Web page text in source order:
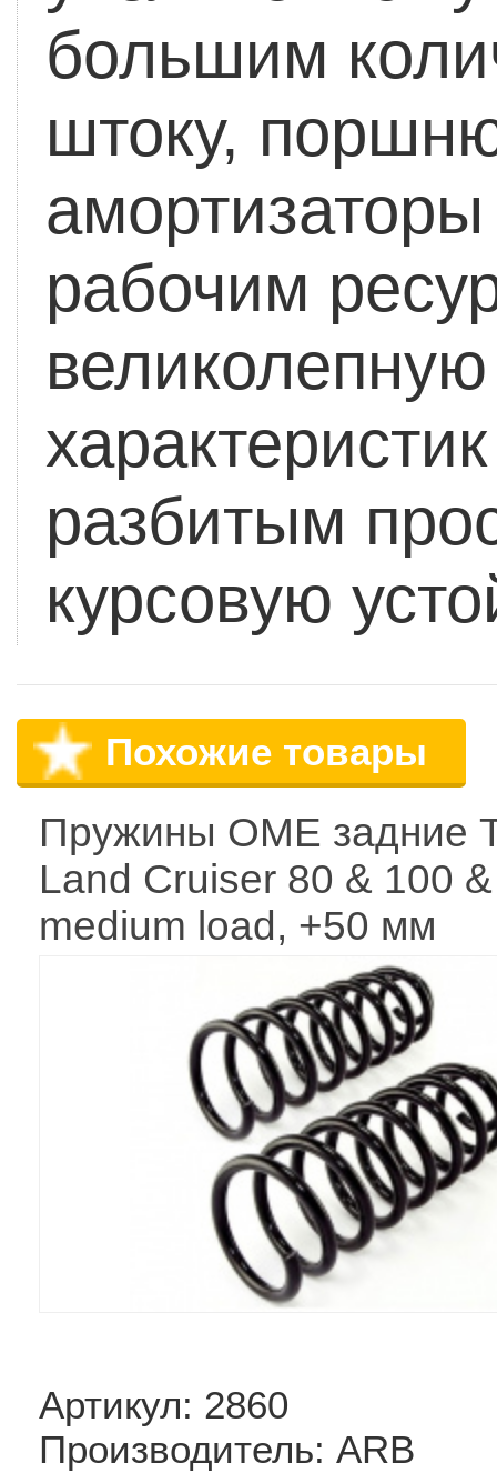
большим
штоку,
рабочим
разбитым
курсовую
Похожие товары
Пружины OME задние
Land Cruiser 80 & 100
medium load, +50 мм
Артикул: 2860
Производитель: ARB